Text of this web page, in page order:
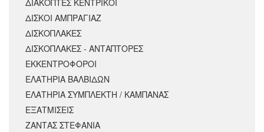
ΔΙΑΚΟΠΤΕΣ ΚΕΝΤΡΙΚΟΙ
ΔΙΣΚΟΙ ΑΜΠΡΑΓΙΑΖ
ΔΙΣΚΟΠΛΑΚΕΣ
ΔΙΣΚΟΠΛΑΚΕΣ - ΑΝΤΑΠΤΟΡΕΣ
ΕΚΚΕΝΤΡΟΦΟΡΟΙ
ΕΛΑΤΗΡΙΑ ΒΑΛΒΙΔΩΝ
ΕΛΑΤΗΡΙΑ ΣΥΜΠΛΕΚΤΗ / ΚΑΜΠΑΝΑΣ
ΕΞΑΤΜΙΣΕΙΣ
ΖΑΝΤΑΣ ΣΤΕΦΑΝΙΑ